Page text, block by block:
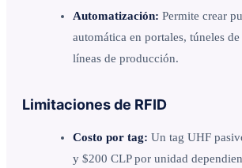
Automatización: Permite crear
automática en portales, túneles
líneas de producción.
Limitaciones de RFID
Costo por tag: Un tag UHF
y $200 CLP por unidad